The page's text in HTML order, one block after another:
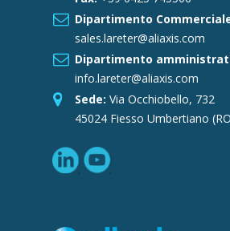
Dipartimento
sales.lareter@aliaxis.com
Dipartimento
info.lareter@aliaxis.com
Sede: Via Occhiobello, 732
45024 Fiesso Umbertiano